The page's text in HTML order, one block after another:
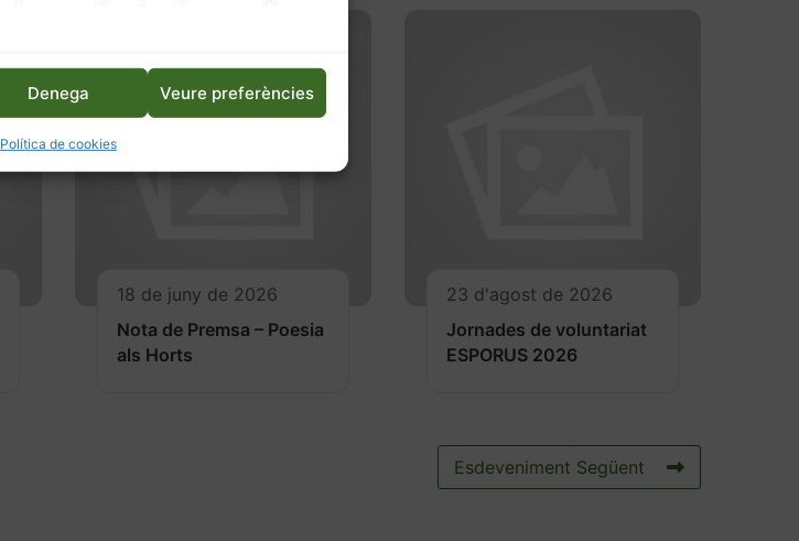
Denega Veure preferències
Política de cookies
18 de juny de 2026
Nota de Premsa – Poesia
als Horts
23 d'agost de 2026
Jornades de voluntariat
ESPORUS 2026
Esdeveniment Següent